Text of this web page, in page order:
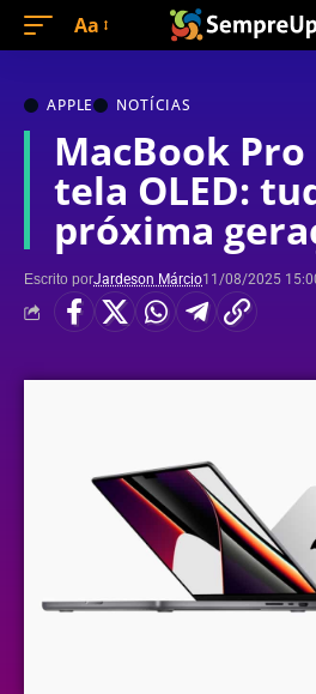
Aa
APPLE NOTÍCIAS
MacBook Pro
tela OLED:
próxima
Escrito porJardeson Márcio11/08/2025